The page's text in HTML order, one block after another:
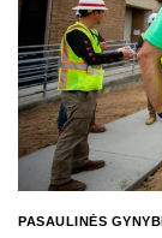
PASAULINĖS